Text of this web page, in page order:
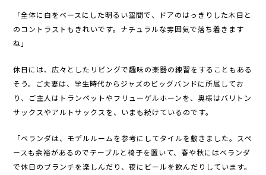
「全体に白をベースにした明るい空間で、ドアのはっきりした木目と
のコントラストもきれいです。ナチュラルな雰囲気で落ち着きます
ね」
休日には、広々としたリビングで趣味の楽器の練習をすることもある
そう。ご夫妻は、学生時代からジャズのビッグバンドに所属してお
り、ご主人はトランペットやフリューゲルホーンを、奥様はバリトン
サックスやアルトサックスを、いまも続けているのです。
「ベランダは、モデルルームを参考にしてタイルを敷きました。スペ
ースも余裕があるのでテーブルと椅子を置いて、春や秋にはベランダ
で休日のブランチを楽しんだり、夜にビールを飲んだりしています。